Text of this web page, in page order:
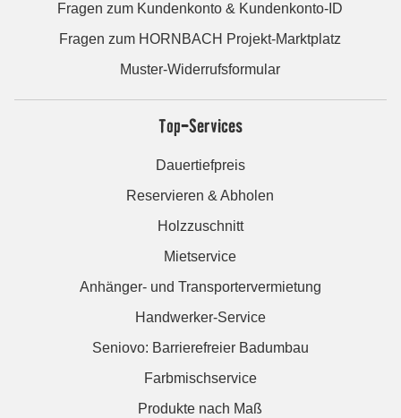
Fragen zum Kundenkonto & Kundenkonto-ID
Fragen zum HORNBACH Projekt-Marktplatz
Muster-Widerrufsformular
Top-Services
Dauertiefpreis
Reservieren & Abholen
Holzzuschnitt
Mietservice
Anhänger- und Transportervermietung
Handwerker-Service
Seniovo: Barrierefreier Badumbau
Farbmischservice
Produkte nach Maß